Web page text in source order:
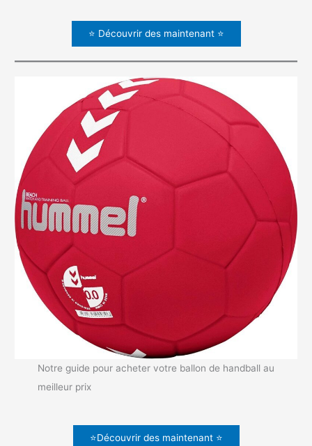
⭐ Découvrir des maintenant ⭐
Notre guide pour acheter votre ballon de handball au
meilleur prix
⭐Découvrir des maintenant ⭐